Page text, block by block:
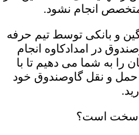
انجام نشود.
و بانکی توسط تیم حرفه
در امدادکاوه انجام
را به شما می دهیم تا با
و نقل گاوصندوق خود
سخت است؟